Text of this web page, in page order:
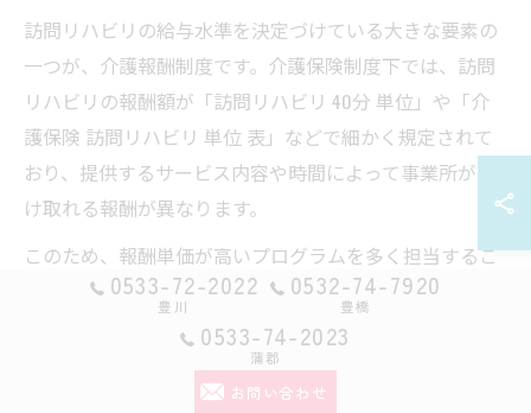
訪問リハビリの給与水準を決定づけている大きな要素の
一つが、介護報酬制度です。介護保険制度下では、訪問
リハビリの報酬額が「訪問リハビリ 40分 単位」や「介
護保険 訪問リハビリ 単位 表」などで細かく規定されて
おり、提供するサービス内容や時間によって事業所が受
け取れる報酬が異なります。
このため、報酬単価が高いプログラムを多く担当するこ
とで、スタッフの給与も自然と高くなる傾向がありま
す。例えば、厚生労働省の基準に基づき、訪問リハビリ
テーションでは40分単位や60分単位で報酬が設定されて
います。事業所側は効率的なスケジューリングとスタッ
0533-72-2022
豊川
0532-74-7920
豊橋
0533-74-2023
蒲郡
お問い合わせ